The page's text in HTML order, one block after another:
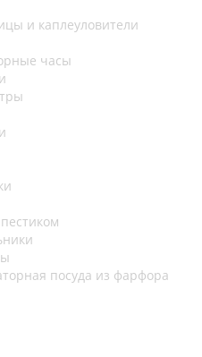
и каплеуловители
часы
посуда из фарфора